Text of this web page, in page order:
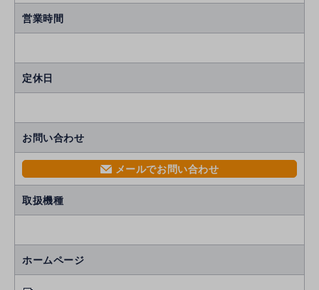
営業時間
定休日
お問い合わせ
mail メールでお問い合わせ
取扱機種
ホームページ